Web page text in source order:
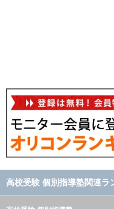
高校受験 個別指導塾関連ラ